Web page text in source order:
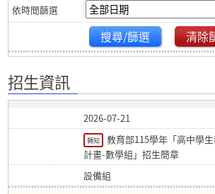
搜尋/篩選 清除
招生資訊
2026-07-21
轉知
教育部115學年「高中學
計畫-數學組」招生簡章
設備組